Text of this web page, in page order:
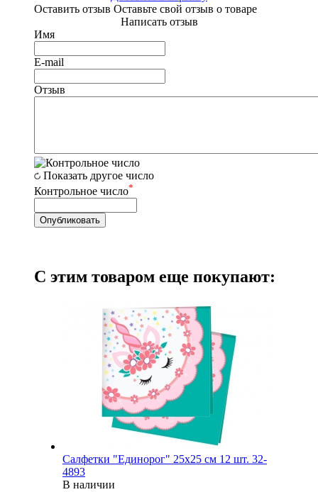
Оставить отзыв Оставьте свой отзыв о товаре
Написать отзыв
Имя
E-mail
Отзыв
Показать другое число
Контрольное число*
С этим товаром еще покупают:
Салфетки "Единорог" 25х25 см 12 шт. 32-
4893
В наличии